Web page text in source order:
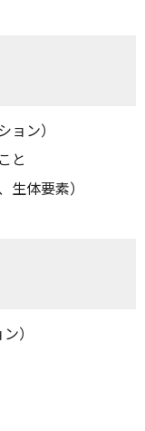
ン）
と
体要素）
）